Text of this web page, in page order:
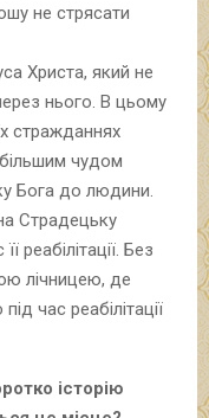
не стрясати
Христа, який не
нього. В цьому
стражданнях
чудом
Бога до людини.
Страдецьку
реабілітації. Без
лічницею, де
час реабілітації
історію